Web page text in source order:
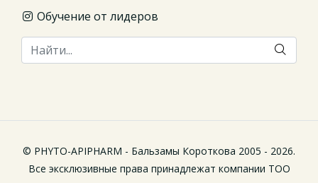
Обучение от лидеров
© PHYTO-APIPHARM - Бальзамы Короткова 2005 - 2026.
Все эксклюзивные права принадлежат компании ТОО